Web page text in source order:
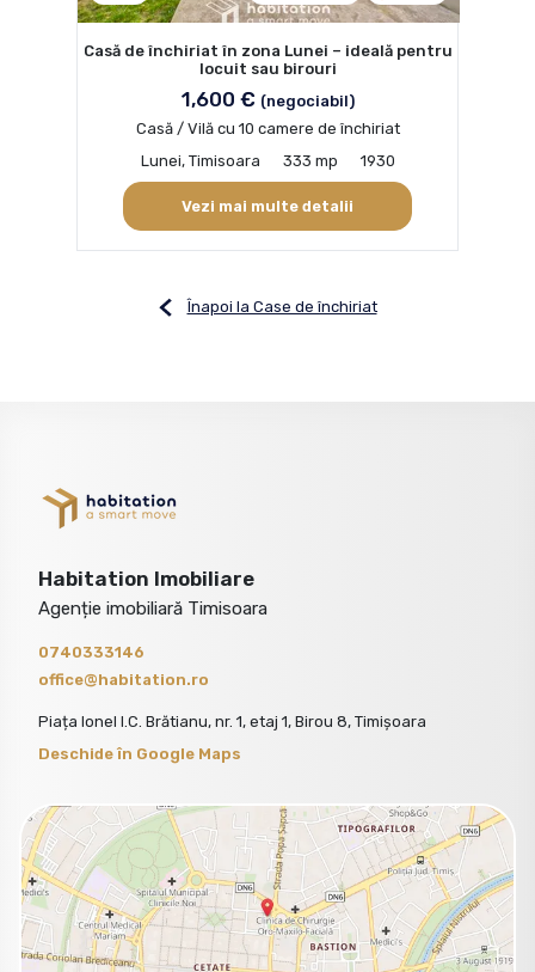
Casă de închiriat în zona Lunei – ideală pentru
locuit sau birouri
1,600 € (negociabil)
Casă / Vilă cu 10 camere de închiriat
Lunei, Timisoara
333 mp 1930
Vezi mai multe detalii
Înapoi la Case de închiriat
Habitation Imobiliare
Agenție imobiliară Timisoara
0740333146
office@habitation.ro
Piața Ionel I.C. Brătianu, nr. 1, etaj 1, Birou 8, Timișoara
Deschide în Google Maps